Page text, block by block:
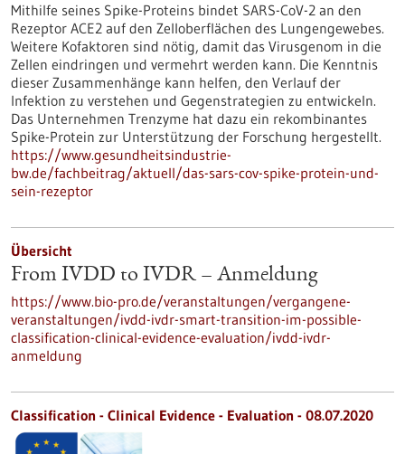
Mithilfe seines Spike-Proteins bindet SARS-CoV-2 an den
Rezeptor ACE2 auf den Zelloberflächen des Lungengewebes.
Weitere Kofaktoren sind nötig, damit das Virusgenom in die
Zellen eindringen und vermehrt werden kann. Die Kenntnis
dieser Zusammenhänge kann helfen, den Verlauf der
Infektion zu verstehen und Gegenstrategien zu entwickeln.
Das Unternehmen Trenzyme hat dazu ein rekombinantes
Spike-Protein zur Unterstützung der Forschung hergestellt.
https://www.gesundheitsindustrie-
bw.de/fachbeitrag/aktuell/das-sars-cov-spike-protein-und-
sein-rezeptor
Übersicht
From IVDD to IVDR – Anmeldung
https://www.bio-pro.de/veranstaltungen/vergangene-
veranstaltungen/ivdd-ivdr-smart-transition-im-possible-
classification-clinical-evidence-evaluation/ivdd-ivdr-
anmeldung
Classification - Clinical Evidence - Evaluation - 08.07.2020